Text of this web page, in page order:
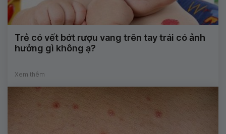
Trẻ có vết bớt rượu vang trên tay trái có ảnh
hưởng gì không ạ?
Xem thêm